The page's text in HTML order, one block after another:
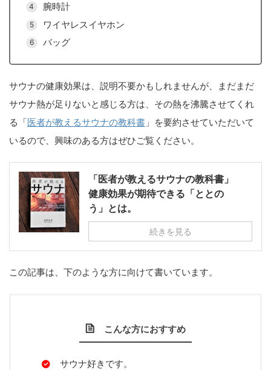
腕時計
ワイヤレスイヤホン
バッグ
サウナの健康効果は、説明不要かもしれませんが、まだまだ
サウナ熱が足りないと感じる方は、その熱を沸騰させてくれ
る「医者が教えるサウナの教科書 」を要約させていただいて
いるので、興味のある方はぜひご覧ください。
「医者が教えるサウナの教科書」
健康効果が期待できる「ととの
う」とは。
続きを見る
この記事は、下のような方に向けて書いています。
こんな方におすすめ
サウナ好きです。